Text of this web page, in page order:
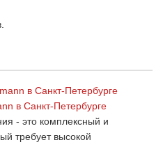
в Санкт-Петербурге
- это комплексный и
требует высокой